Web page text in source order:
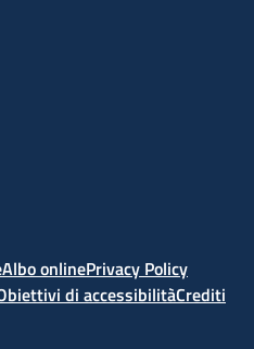
Albo onlinePrivacy Policy
di accessibilitàCrediti